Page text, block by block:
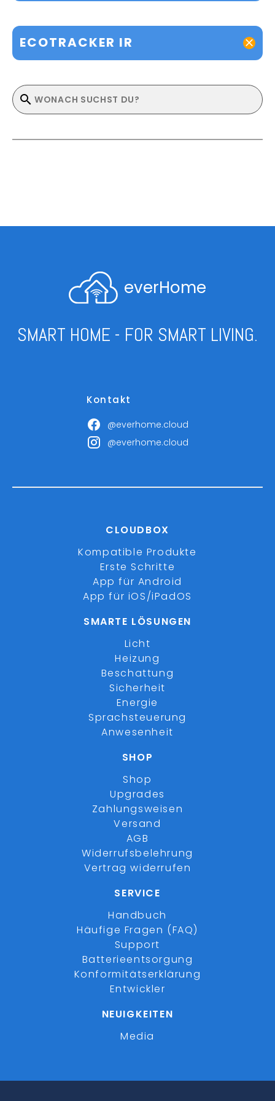
ECOTRACKER IR
everHome
SMART HOME - FOR SMART LIVING.
Kontakt
@everhome.cloud
@everhome.cloud
CLOUDBOX
Kompatible Produkte
Erste Schritte
App für Android
App für iOS/iPadOS
SMARTE LÖSUNGEN
Licht
Heizung
Beschattung
Sicherheit
Energie
Sprachsteuerung
Anwesenheit
SHOP
Shop
Upgrades
Zahlungsweisen
Versand
AGB
Widerrufsbelehrung
Vertrag widerrufen
SERVICE
Handbuch
Häufige Fragen (FAQ)
Support
Batterieentsorgung
Konformitätserklärung
Entwickler
NEUIGKEITEN
Media